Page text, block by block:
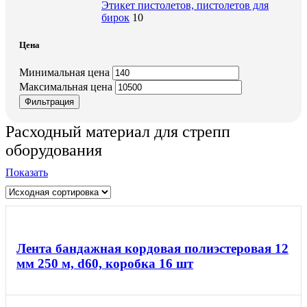
Этикет пистолетов, пистолетов для
бирок 10
Цена
Минимальная цена
Максимальная цена
Фильтрация
Расходный материал для стрепп
оборудования
Показать
Лента бандажная кордовая полиэстеровая 12
мм 250 м, d60, коробка 16 шт